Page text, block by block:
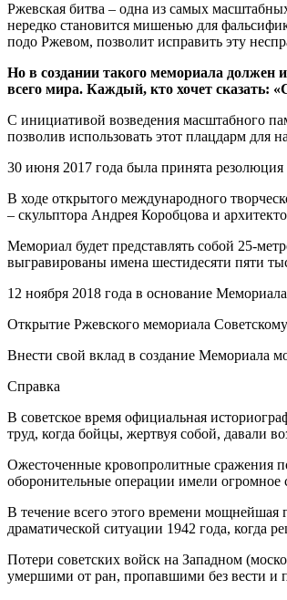
Ржевская битва – одна из самых
нередко становится мишенью для
подо Ржевом, позволит исправить эту
Но в создании такого мемориала должен
всего мира. Каждый, кто хочет сказать:
С инициативой возведения масштабного
позволив использовать этот плацдарм для
30 июня 2017 года была принята
В ходе открытого международного
– скульптора Андрея Коробцова и
Мемориал будет представлять собой 25-
выгравированы имена шестидесяти пяти
12 ноября 2018 года в основание
Открытие Ржевского мемориала
Внести свой вклад в создание Мемориала
Справка
В советское время официальная
труд, когда бойцы, жертвуя собой, давали
Ожесточенные кровопролитные сражения
оборонительные операции имели огромное
В течение всего этого времени мощнейшая
драматической ситуации 1942 года, когда
Потери советских войск на Западном
умершими от ран, пропавшими без вести и